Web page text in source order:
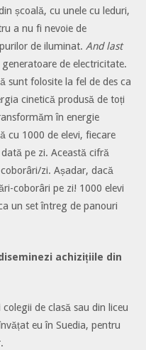
școală, cu unele cu leduri,
a nu fi nevoie de
de iluminat. And last
de electricitate.
sunt folosite la fel de des ca
cinetică produsă de toți
în energie
cu 1000 de elevi, fiecare
pe zi. Această cifră
zi. Așadar, dacă
coborâri pe zi! 1000 elevi
un set întreg de panouri
achizițiile din
de clasă sau din liceu
eu în Suedia, pentru